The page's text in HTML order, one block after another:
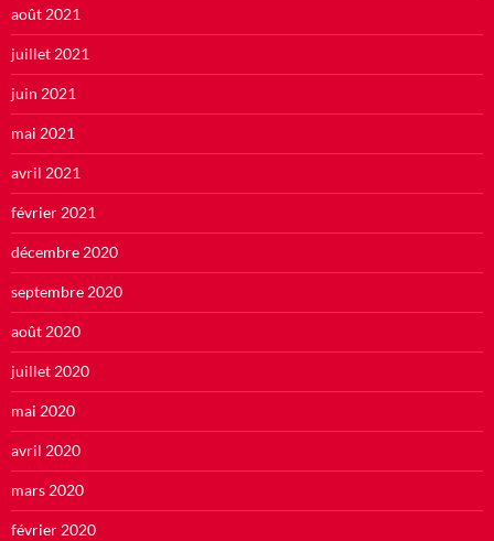
août 2021
juillet 2021
juin 2021
mai 2021
avril 2021
février 2021
décembre 2020
septembre 2020
août 2020
juillet 2020
mai 2020
avril 2020
mars 2020
février 2020